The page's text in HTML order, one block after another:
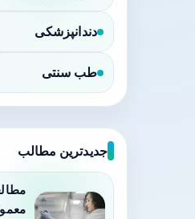
دندانپزشکی
طب سنتی
جدیدترین مطالب